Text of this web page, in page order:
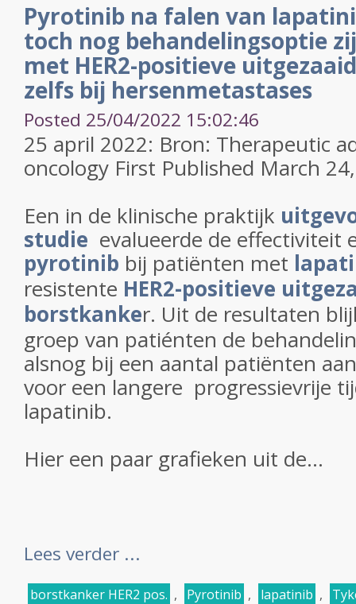
Pyrotinib na falen van
toch nog behandelingsoptie
met HER2-positieve
zelfs bij hersenmetastases
Posted 25/04/2022 15:02:46
25 april 2022: Bron: Therapeutic
oncology First Published March
Een in de klinische praktijk
studie evalueerde de effectiviteit
pyrotinib bij patiënten met
resistente HER2-positieve
borstkanker. Uit de resultaten
groep van patiénten de
alsnog bij een aantal patiënten
voor een langere progressievrije
lapatinib.
Hier een paar grafieken uit de...
Lees verder ...
borstkanker HER2 pos. , Pyrotinib , lapatinib ,